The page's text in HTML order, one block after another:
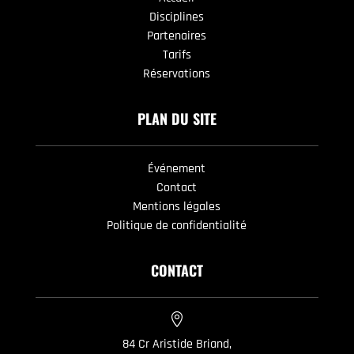
Disciplines
Partenaires
Tarifs
Réservations
PLAN DU SITE
Événement
Contact
Mentions légales
Politique de confidentialité
CONTACT

84 Cr Aristide Briand,